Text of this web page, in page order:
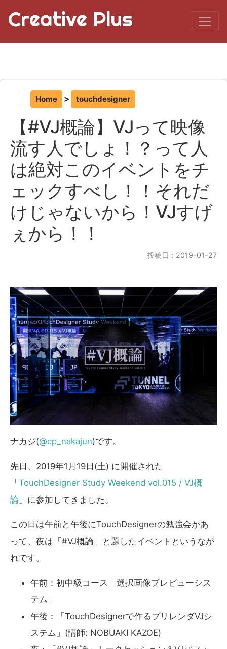
Creative Plus
Home touchdesigner
【#VJ概論】VJって映像
流す人でしょ！？って人
は絶対このイベントをチ
ェックすべし！！それだ
けじゃないから！VJすげ
ぇから！！
投稿日：2019-01-27
ナカジ(@cp_nakajun)です。
先日、2019年1月19日(土) に開催された
「TouchDesigner Study Weekend vol.015 / VJ概
論 」に参加してきました。
この日は午前と午後にTouchDesignerの勉強会があ
って、夜は「#VJ概論」と題したイベントというなが
れです。
午前：初中級コース「選択画像プレビューシス
テム」
午後：「TouchDesignerで作るプリレンダVJシ
ステム」(講師: NOBUAKI KAZOE)